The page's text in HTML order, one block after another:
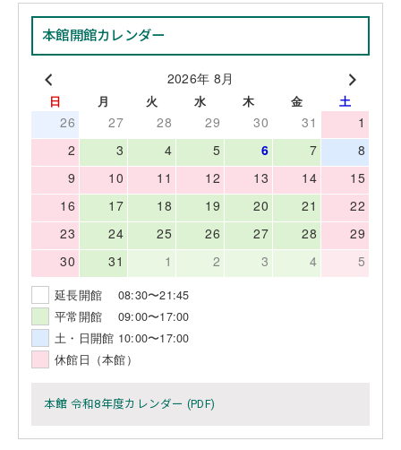
本館開館カレンダー
2026年 8月
日 月 火 水 木 金 土
26 27 28 29 30 31
1
2
3 4 5 6 7
8
9
10 11 12 13 14
15
16
17 18 19 20 21
22
23
24 25 26 27 28
29
30
31 1 2 3 4 5
延長開館 08:30〜21:45
平常開館 09:00〜17:00
土・日開館 10:00〜17:00
休館日（本館）
本館 令和8年度カレンダー (PDF)